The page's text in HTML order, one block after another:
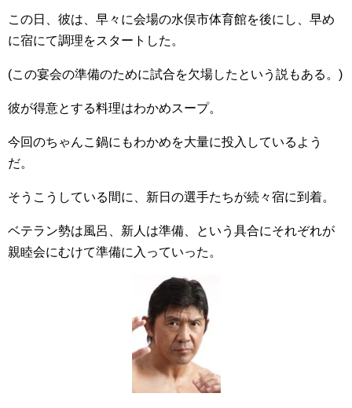
この日、彼は、早々に会場の水俣市体育館を後にし、早め
に宿にて調理をスタートした。
(この宴会の準備のために試合を欠場したという説もある。)
彼が得意とする料理はわかめスープ。
今回のちゃんこ鍋にもわかめを大量に投入しているよう
だ。
そうこうしている間に、新日の選手たちが続々宿に到着。
ベテラン勢は風呂、新人は準備、という具合にそれぞれが
親睦会にむけて準備に入っていった。